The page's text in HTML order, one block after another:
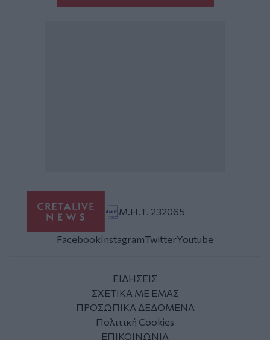
Μ.Η.Τ. 232065
FacebookInstagramTwitterYoutube
ΕΙΔΗΣΕΙΣ
ΣΧΕΤΙΚΑ ΜΕ ΕΜΑΣ
ΠΡΟΣΩΠΙΚΑ ΔΕΔΟΜΕΝΑ
Πολιτική Cookies
ΕΠΙΚΟΙΝΩΝΙΑ